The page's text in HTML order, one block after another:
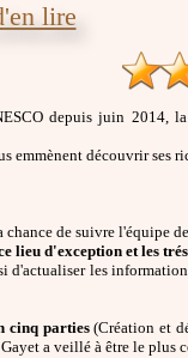
lire
depuis juin 2014,
emmènent découvrir ses
chance de suivre l'équipe
lieu d'exception et les
d'actualiser les
cinq parties(Création et
a veillé à être le plus